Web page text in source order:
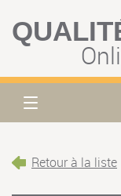
Retour à la liste